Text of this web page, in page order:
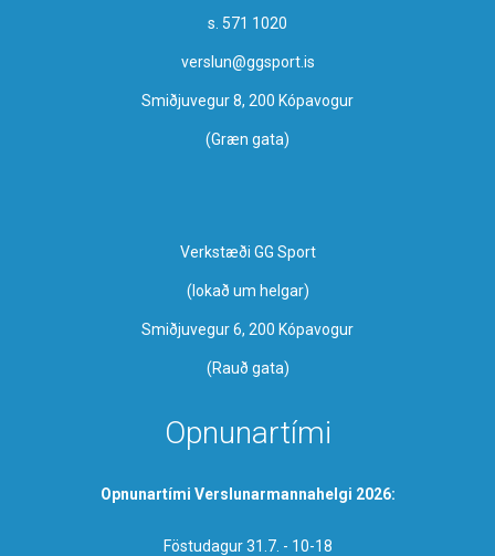
s. 571 1020
verslun@ggsport.is
Smiðjuvegur 8, 200 Kópavogur
(Græn gata)
Verkstæði GG Sport
​(lokað um helgar)
Smiðjuvegur 6, 200 Kópavogur
(Rauð gata)
Opnunartími
Opnunartími Verslunarmannahelgi 2026:
Föstudagur 31.7. - 10-18